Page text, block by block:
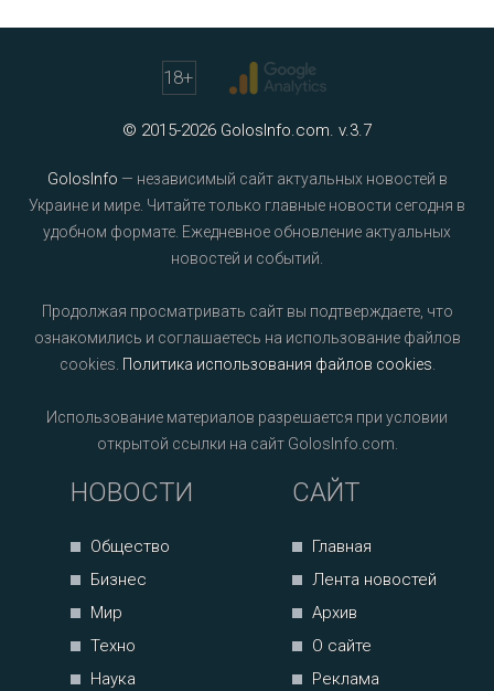
18+
© 2015-2026 GolosInfo.com. v.3.7
GolosInfo — независимый сайт актуальных новостей в
Украине и мире. Читайте только главные новости сегодня в
удобном формате. Ежедневное обновление актуальных
новостей и событий.
Продолжая просматривать сайт вы подтверждаете, что
ознакомились и соглашаетесь на использование файлов
cookies. Политика использования файлов cookies
Использование материалов разрешается при условии
открытой ссылки на сайт GolosInfo.com.
НОВОСТИ
Общество
Бизнес
Мир
Техно
Наука
САЙТ
Главная
Лента новостей
Архив
О сайте
Реклама